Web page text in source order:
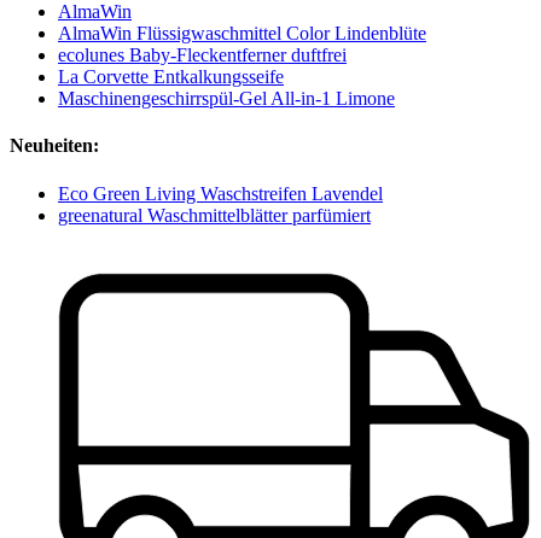
AlmaWin
AlmaWin Flüssigwaschmittel Color Lindenblüte
ecolunes Baby-Fleckentferner duftfrei
La Corvette Entkalkungsseife
Maschinengeschirrspül-Gel All-in-1 Limone
Neuheiten:
Eco Green Living Waschstreifen Lavendel
greenatural Waschmittelblätter parfümiert